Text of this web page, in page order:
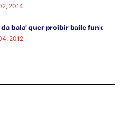
2014
da bala' quer proibir baile funk
2012